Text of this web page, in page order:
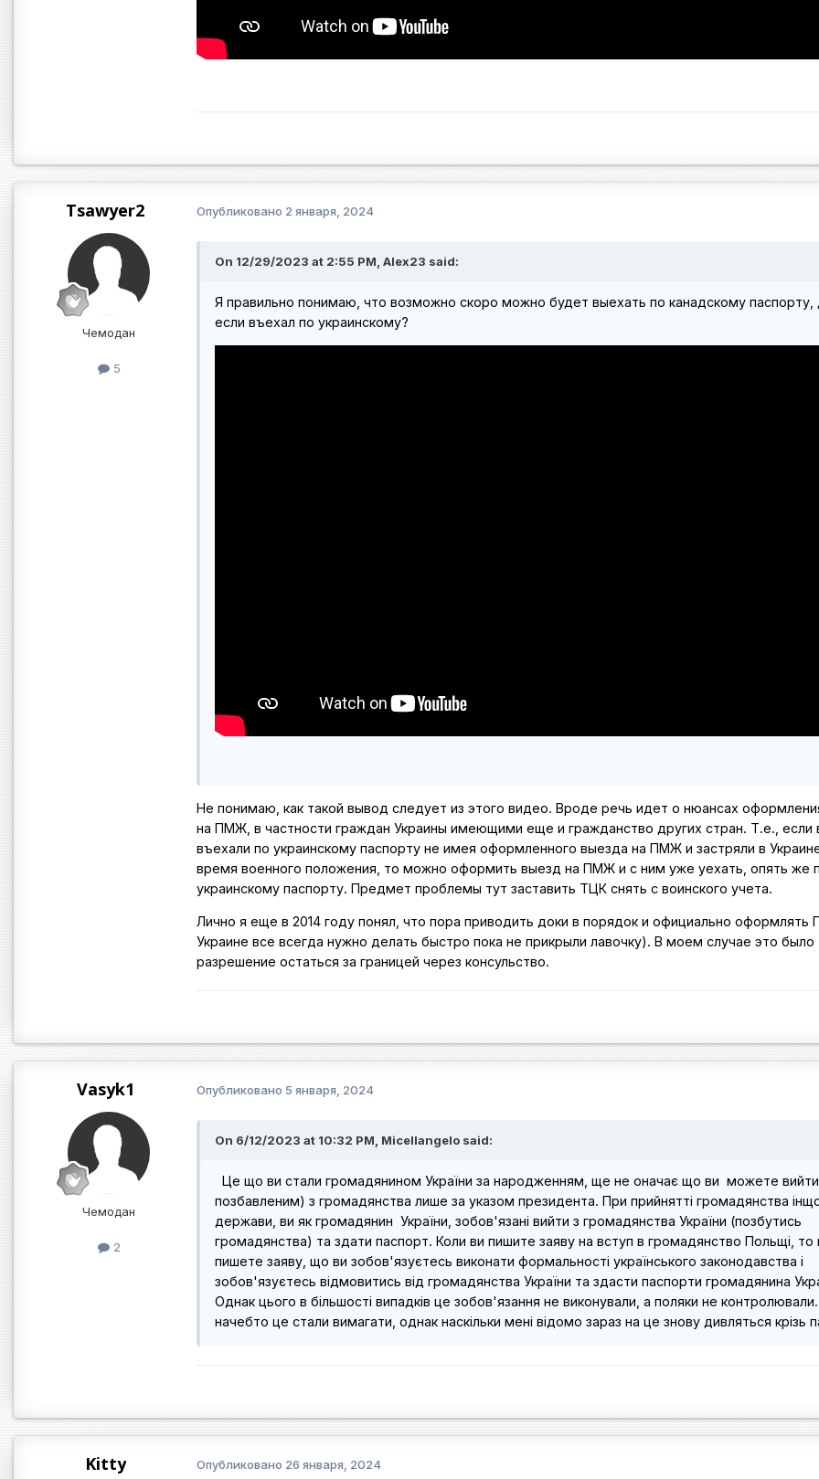
Tsawyer2
Чемодан
5
Опубликовано 2 января, 2024
On 12/29/2023 at 2:55 PM, Alex23 said:
Я правильно понимаю, что возможно скоро можно будет выехать по канадскому
если въехал по украинскому?
Не понимаю, как такой вывод следует из этого видео. Вроде речь идет о нюансах
на ПМЖ, в частности граждан Украины имеющими еще и гражданство других стран. Т.е., если
въехали по украинскому паспорту не имея оформленного выезда на ПМЖ и застряли в
время военного положения, то можно оформить выезд на ПМЖ и с ним уже уехать, опять же
украинскому паспорту. Предмет проблемы тут заставить ТЦК снять с воинского учета.
Лично я еще в 2014 году понял, что пора приводить доки в порядок и официально
Украине все всегда нужно делать быстро пока не прикрыли лавочку). В моем случае это было
разрешение остаться за границей через консульство.
Vasyk1
Чемодан
2
Опубликовано 5 января, 2024
On 6/12/2023 at 10:32 PM, Micellangelo said:
Це що ви стали громадянином України за народженням, ще не оначає що ви можете
позбавленим) з громадянства лише за указом президента. При прийнятті громадянства
держави, ви як громадянин України, зобов'язані вийти з громадянства України (позбутись
громадянства) та здати паспорт. Коли ви пишите заяву на вступ в громадянство Польщі, то
пишете заяву, що ви зобов'язуєтесь виконати формальності українського законодавства і
зобов'язуєтесь відмовитись від громадянства України та здасти паспорти громадянина
Однак цього в більшості випадків це зобов'язання не виконували, а поляки не
начебто це стали вимагати, однак наскільки мені відомо зараз на це знову дивляться крізь
Kitty Опубликовано 26 января, 2024